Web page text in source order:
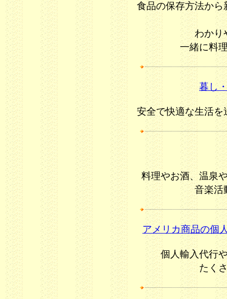
食品の保存方法か
わかり
一緒に料
暮し
安全で快適な生活
料理やお酒、温泉
音楽活
アメリカ商品の個
個人輸入代行
たく